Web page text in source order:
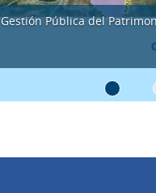
Visor de mapas de la Gestión Pública